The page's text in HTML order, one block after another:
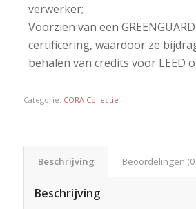
verwerker;
Voorzien van een
certificering, waardoor ze
behalen van credits voor LEED
Categorie: CORA Collectie
Beschrijving Beoordelingen
Beschrijving